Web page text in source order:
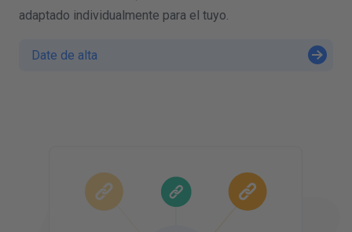
adaptado individualmente para el tuyo.
Date de alta